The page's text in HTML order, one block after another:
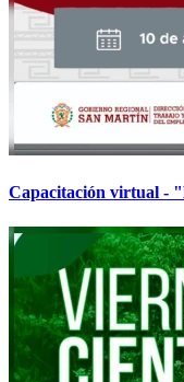
Capacitación virtual -